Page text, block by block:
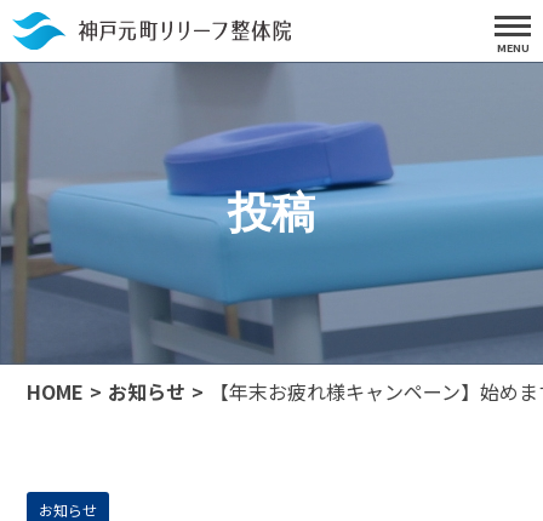
投稿
HOME お知らせ 【年末お疲れ様キャンペーン】始め
お知らせ